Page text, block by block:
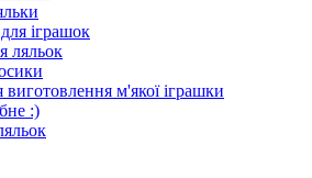
іграшок
ляльок
м'якої іграшки
:)